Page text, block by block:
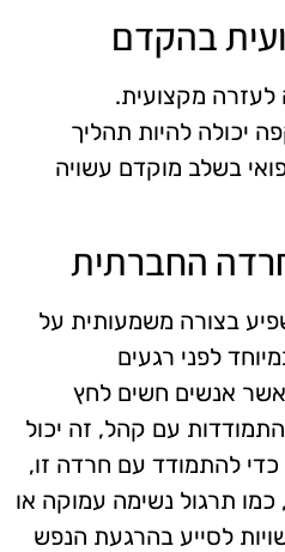
בהקדם
לעזרה מקצועית.
יכולה להיות תהליך
בשלב מוקדם עשויה
החברתית
בצורה משמעותית על
לפני רגעים
אנשים חשים לחץ
עם קהל, זה יכול
להתמודד עם חרדה זו,
כמו תרגול נשימה עמוקה או
לסייע בהרגעת הנפש